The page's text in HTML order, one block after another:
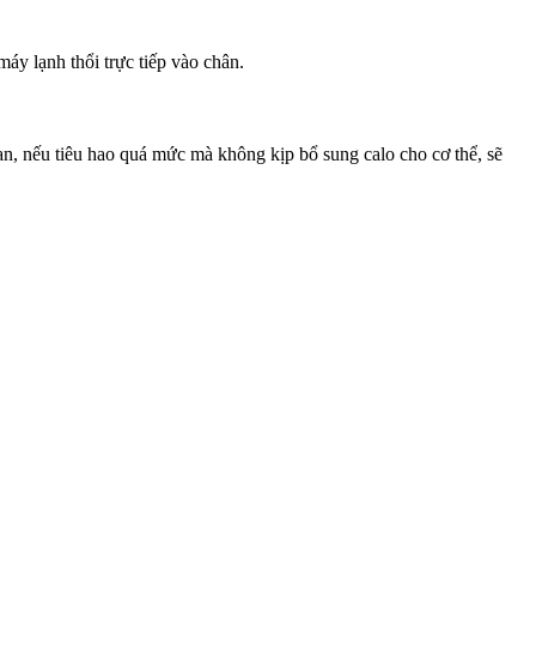
lạnh thổi trực tiếp vào chân.
nếu tiêu hao quá mức mà không kịp bổ sung calo cho cơ thể, sẽ